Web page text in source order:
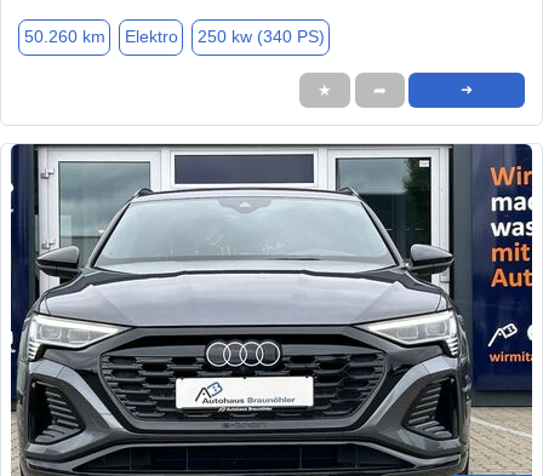
50.260 km Elektro 250 kw (340 PS)
★ ➦ ➜